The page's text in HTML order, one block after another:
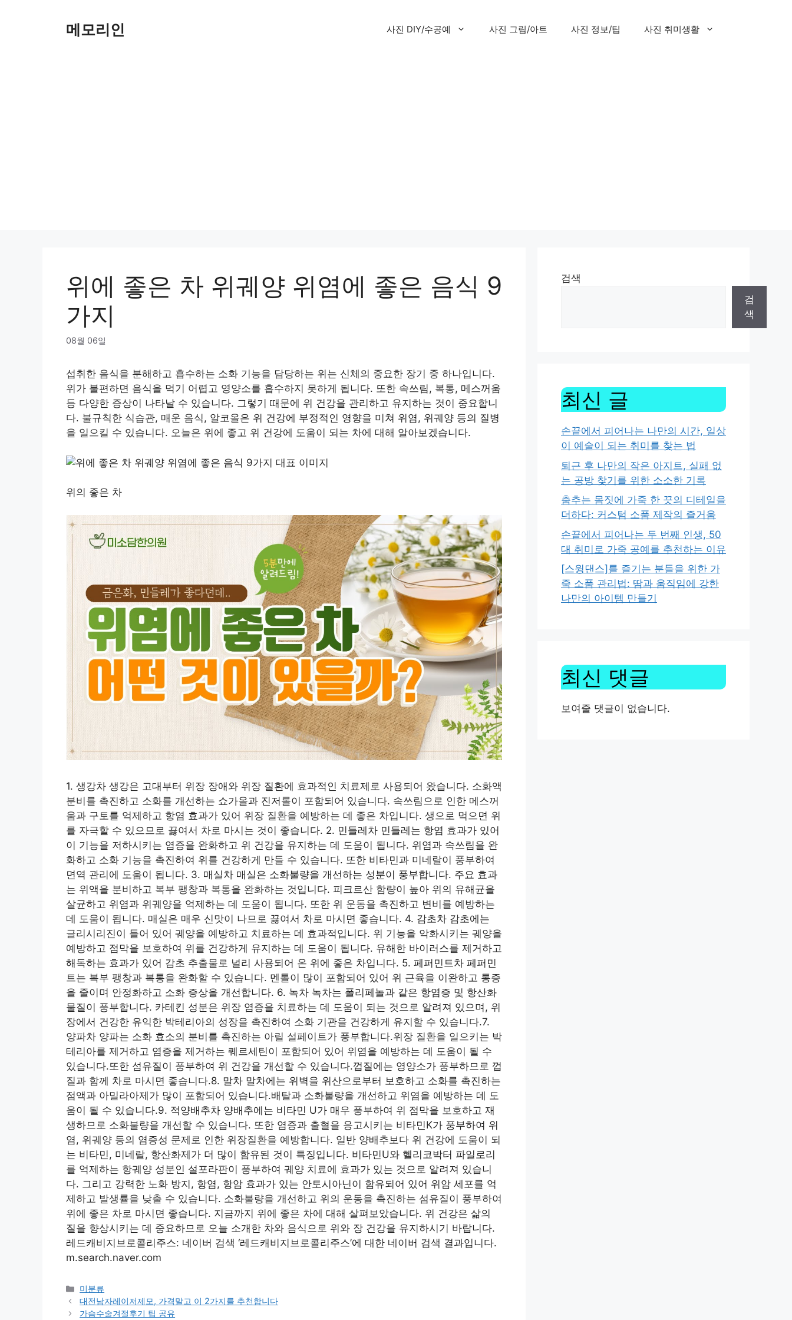
메모리인 사진 DIY/수공예 사진 그림/아트 사진 정보/팁 사진 취미생활
위에 좋은 차 위궤양 위염에 좋은 음식 9
가지
08월 06일
섭취한 음식을 분해하고 흡수하는 소화 기능을 담당하는 위는 신체의 중요한 장기 중 하나입니다.
위가 불편하면 음식을 먹기 어렵고 영양소를 흡수하지 못하게 됩니다. 또한 속쓰림, 복통, 메스꺼움
등 다양한 증상이 나타날 수 있습니다. 그렇기 때문에 위 건강을 관리하고 유지하는 것이 중요합니
다. 불규칙한 식습관, 매운 음식, 알코올은 위 건강에 부정적인 영향을 미쳐 위염, 위궤양 등의 질병
을 일으킬 수 있습니다. 오늘은 위에 좋고 위 건강에 도움이 되는 차에 대해 알아보겠습니다.
위의 좋은 차
1. 생강차 생강은 고대부터 위장 장애와 위장 질환에 효과적인 치료제로 사용되어 왔습니다. 소화액
분비를 촉진하고 소화를 개선하는 쇼가올과 진저롤이 포함되어 있습니다. 속쓰림으로 인한 메스꺼
움과 구토를 억제하고 항염 효과가 있어 위장 질환을 예방하는 데 좋은 차입니다. 생으로 먹으면 위
를 자극할 수 있으므로 끓여서 차로 마시는 것이 좋습니다. 2. 민들레차 민들레는 항염 효과가 있어
이 기능을 저하시키는 염증을 완화하고 위 건강을 유지하는 데 도움이 됩니다. 위염과 속쓰림을 완
화하고 소화 기능을 촉진하여 위를 건강하게 만들 수 있습니다. 또한 비타민과 미네랄이 풍부하여
면역 관리에 도움이 됩니다. 3. 매실차 매실은 소화불량을 개선하는 성분이 풍부합니다. 주요 효과
는 위액을 분비하고 복부 팽창과 복통을 완화하는 것입니다. 피크르산 함량이 높아 위의 유해균을
살균하고 위염과 위궤양을 억제하는 데 도움이 됩니다. 또한 위 운동을 촉진하고 변비를 예방하는
데 도움이 됩니다. 매실은 매우 신맛이 나므로 끓여서 차로 마시면 좋습니다. 4. 감초차 감초에는
글리시리진이 들어 있어 궤양을 예방하고 치료하는 데 효과적입니다. 위 기능을 악화시키는 궤양을
예방하고 점막을 보호하여 위를 건강하게 유지하는 데 도움이 됩니다. 유해한 바이러스를 제거하고
해독하는 효과가 있어 감초 추출물로 널리 사용되어 온 위에 좋은 차입니다. 5. 페퍼민트차 페퍼민
트는 복부 팽창과 복통을 완화할 수 있습니다. 멘톨이 많이 포함되어 있어 위 근육을 이완하고 통증
을 줄이며 안정화하고 소화 증상을 개선합니다. 6. 녹차 녹차는 폴리페놀과 같은 항염증 및 항산화
물질이 풍부합니다. 카테킨 성분은 위장 염증을 치료하는 데 도움이 되는 것으로 알려져 있으며, 위
장에서 건강한 유익한 박테리아의 성장을 촉진하여 소화 기관을 건강하게 유지할 수 있습니다.7.
양파차 양파는 소화 효소의 분비를 촉진하는 아릴 설페이트가 풍부합니다.위장 질환을 일으키는 박
테리아를 제거하고 염증을 제거하는 퀘르세틴이 포함되어 있어 위염을 예방하는 데 도움이 될 수
있습니다.또한 섬유질이 풍부하여 위 건강을 개선할 수 있습니다.껍질에는 영양소가 풍부하므로 껍
질과 함께 차로 마시면 좋습니다.8. 말차 말차에는 위벽을 위산으로부터 보호하고 소화를 촉진하는
점액과 아밀라아제가 많이 포함되어 있습니다.배탈과 소화불량을 개선하고 위염을 예방하는 데 도
움이 될 수 있습니다.9. 적양배추차 양배추에는 비타민 U가 매우 풍부하여 위 점막을 보호하고 재
생하므로 소화불량을 개선할 수 있습니다. 또한 염증과 출혈을 응고시키는 비타민K가 풍부하여 위
염, 위궤양 등의 염증성 문제로 인한 위장질환을 예방합니다. 일반 양배추보다 위 건강에 도움이 되
는 비타민, 미네랄, 항산화제가 더 많이 함유된 것이 특징입니다. 비타민U와 헬리코박터 파일로리
를 억제하는 항궤양 성분인 설포라판이 풍부하여 궤양 치료에 효과가 있는 것으로 알려져 있습니
다. 그리고 강력한 노화 방지, 항염, 항암 효과가 있는 안토시아닌이 함유되어 있어 위암 세포를 억
제하고 발생률을 낮출 수 있습니다. 소화불량을 개선하고 위의 운동을 촉진하는 섬유질이 풍부하여
위에 좋은 차로 마시면 좋습니다. 지금까지 위에 좋은 차에 대해 살펴보았습니다. 위 건강은 삶의
질을 향상시키는 데 중요하므로 오늘 소개한 차와 음식으로 위와 장 건강을 유지하시기 바랍니다.
레드캐비지브로콜리주스: 네이버 검색 ‘레드캐비지브로콜리주스’에 대한 네이버 검색 결과입니다.
m.search.naver.com
Categories
미분류
대전남자레이저제모, 가격말고 이 2가지를 추천합니다
가슴수술겨절후기 팁 공유
검색
검
색
최신 글
손끝에서 피어나는 나만의 시간, 일상
이 예술이 되는 취미를 찾는 법
퇴근 후 나만의 작은 아지트, 실패 없
는 공방 찾기를 위한 소소한 기록
춤추는 몸짓에 가죽 한 끗의 디테일을
더하다: 커스텀 소품 제작의 즐거움
손끝에서 피어나는 두 번째 인생, 50
대 취미로 가죽 공예를 추천하는 이유
[스윙댄스]를 즐기는 분들을 위한 가
죽 소품 관리법: 땀과 움직임에 강한
나만의 아이템 만들기
최신 댓글
보여줄 댓글이 없습니다.